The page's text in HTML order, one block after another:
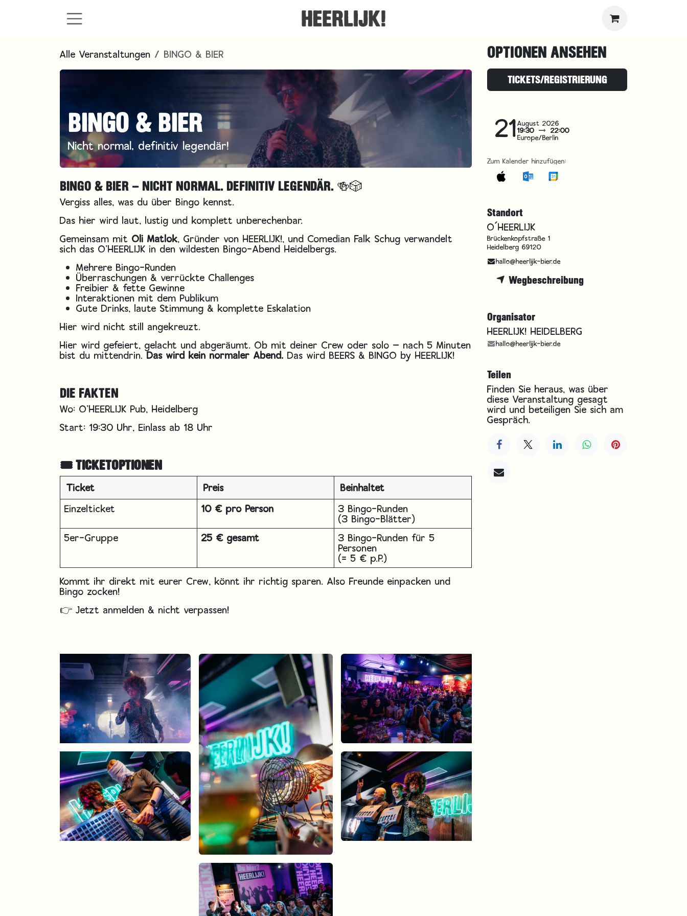
Alle Veranstaltungen BINGO & BIER
BINGO & BIER
Nicht normal, definitiv legendär!
BINGO & BIER – NICHT NORMAL. DEFINITIV LEGENDÄR. 🍻🎲
Vergiss alles, was du über Bingo kennst.
Das hier wird laut, lustig und komplett unberechenbar.
Gemeinsam mit Oli Matlok, Gründer von HEERLIJK!, und Comedian Falk Schug verwandelt
sich das O’HEERLIJK in den wildesten Bingo-Abend Heidelbergs.
Mehrere Bingo-Runden
Überraschungen & verrückte Challenges
Freibier & fette Gewinne
Interaktionen mit dem Publikum
Gute Drinks, laute Stimmung & komplette Eskalation
Hier wird nicht still angekreuzt.
Hier wird gefeiert, gelacht und abgeräumt. Ob mit deiner Crew oder solo — nach 5 Minuten
bist du mittendrin.Das wird kein normaler Abend. Das wird BEERS & BINGO by HEERLIJK!
DIE FAKTEN
Wo: O’HEERLIJK Pub, Heidelberg
Start: 19:30 Uhr, Einlass ab 18 Uhr
🎟️ TICKETOPTIONEN
Ticket Preis
Beinhaltet
Einzelticket
10 € pro Person 3 Bingo-Runden
(3 Bingo-Blätter)
5er-Gruppe
25 € gesamt 3 Bingo-Runden für 5
Personen
(= 5 € p.P.)
Kommt ihr direkt mit eurer Crew, könnt ihr richtig sparen. Also Freunde einpacken und
Bingo zocken!
👉 Jetzt anmelden & nicht verpassen!
OPTIONEN ANSEHEN
TICKETS/REGISTRIERUNG
21August 2026
19:30 22:00
Europe/Berlin
Zum Kalender hinzufügen:
Standort
O´HEERLIJK
Brückenkopfstraße 1
Heidelberg 69120
hallo@heerlijk-bier.de
Wegbeschreibung
Organisator
HEERLIJK! HEIDELBERG
hallo@heerlijk-bier.de
Teilen
Finden Sie heraus, was über
diese Veranstaltung gesagt
wird und beteiligen Sie sich am
Gespräch.